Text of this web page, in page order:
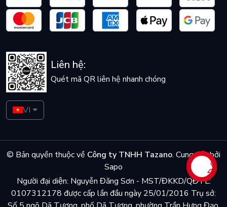
Liên hệ:
Quét mã QR liên hệ nhanh chóng
VI
© Bản quyền thuộc về Công ty TNHH Tazano. Cung cấp bởi
Sapo
Người đại diện: Nguyễn Đăng Sơn - MST/ĐKKD/QĐTL:
0107312178 được cấp lần đầu ngày 25/01/2016 Trụ sở:
Liên hệ